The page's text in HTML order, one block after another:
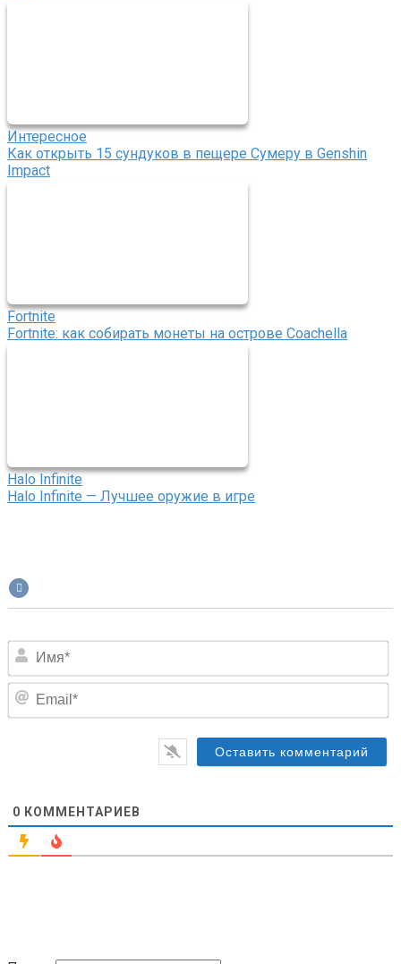
Интересное
Как открыть 15 сундуков в пещере Сумеру в Genshin
Impact
Fortnite
Fortnite: как собирать монеты на острове Coachella
Halo Infinite
Halo Infinite — Лучшее оружие в игре
0 КОММЕНТАРИЕВ